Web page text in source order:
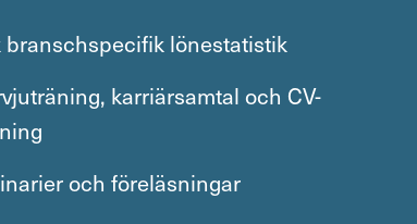
branschspecifik lönestatistik
karriärsamtal och CV-
och föreläsningar